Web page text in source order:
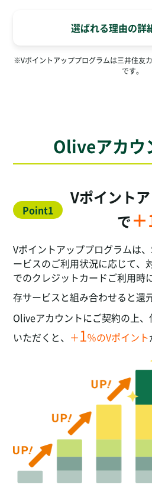
選ばれる理由の詳
※Vポイントアッププログラムは三井住友
です。
Oliveアカウ
Point1
Vポイント
で
Vポイントアッププログラムは
ービスのご利用状況に応じて、
でのクレジットカードご利用時
存サービスと組み合わせると還
Oliveアカウントにご契約の上
いただくと、 ＋1％のVポイント